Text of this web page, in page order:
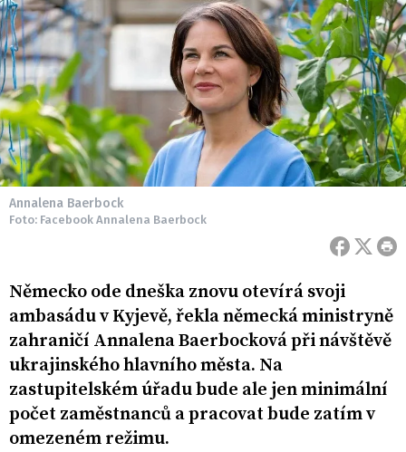
Annalena Baerbock
Foto: Facebook Annalena Baerbock
Německo ode dneška znovu otevírá svoji
ambasádu v Kyjevě, řekla německá ministryně
zahraničí Annalena Baerbocková při návštěvě
ukrajinského hlavního města. Na
zastupitelském úřadu bude ale jen minimální
počet zaměstnanců a pracovat bude zatím v
omezeném režimu.